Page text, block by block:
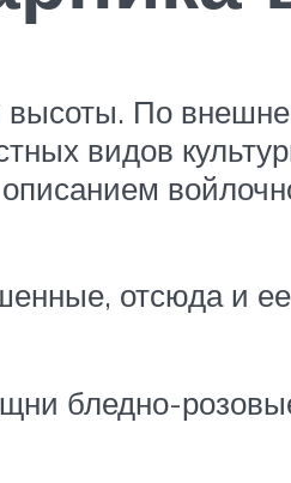
По
видов
отсюда и
бледно-